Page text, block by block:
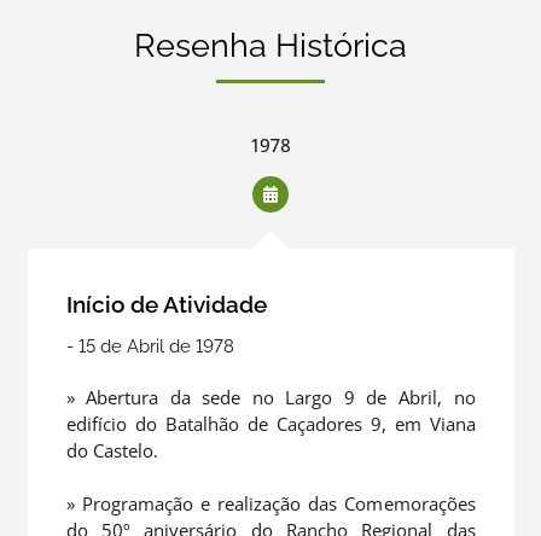
Resenha Histórica
1978
Início de Atividade
- 15 de Abril de 1978
» Abertura da sede no Largo 9 de Abril, no
edifício do Batalhão de Caçadores 9, em Viana
do Castelo.
» Programação e realização das Comemorações
do 50º aniversário do Rancho Regional das